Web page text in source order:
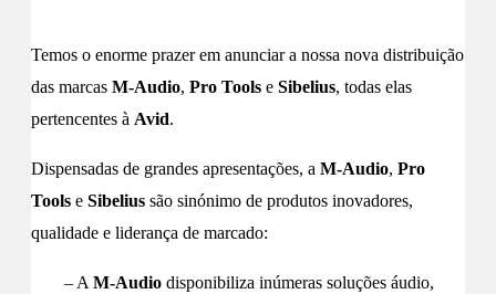
Temos o enorme prazer em anunciar a nossa nova distribuição
das marcas M-Audio, Pro Tools e Sibelius, todas elas
pertencentes à Avid.
Dispensadas de grandes apresentações, a M-Audio, Pro
Tools e Sibelius são sinónimo de produtos inovadores,
qualidade e liderança de marcado:
– A M-Audio disponibiliza inúmeras soluções áudio,